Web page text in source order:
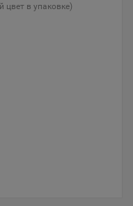
в упаковке)